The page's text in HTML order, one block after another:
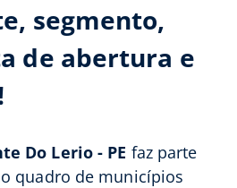
segmento,
de abertura e
Do Lerio - PE faz parte
quadro de municípios